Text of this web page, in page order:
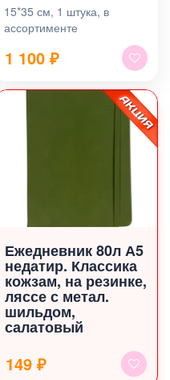
15*35 см, 1 штука, в
ассортименте
1 100 ₽
Ежедневник 80л А5
недатир. Классика
кожзам, на резинке,
ляссе с метал.
шильдом,
салатовый
149 ₽